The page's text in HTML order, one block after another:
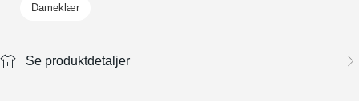
Dameklær
Se produktdetaljer